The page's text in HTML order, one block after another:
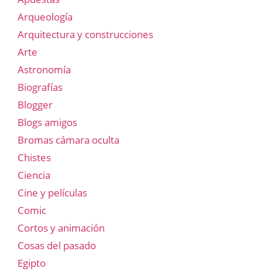
Arqueología
Arquitectura y construcciones
Arte
Astronomía
Biografías
Blogger
Blogs amigos
Bromas cámara oculta
Chistes
Ciencia
Cine y películas
Comic
Cortos y animación
Cosas del pasado
Egipto